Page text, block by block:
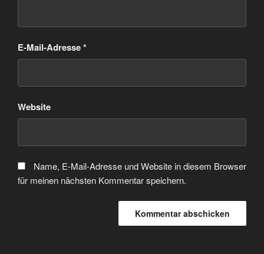
E-Mail-Adresse*
Website
Name, E-Mail-Adresse und Website in diesem Browser
für meinen nächsten Kommentar speichern.